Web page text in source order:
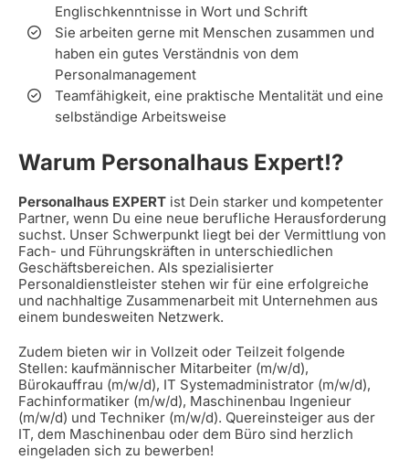
Englischkenntnisse in Wort und Schrift
Sie arbeiten gerne mit Menschen zusammen und
haben ein gutes Verständnis von dem
Personalmanagement
Teamfähigkeit, eine praktische Mentalität und eine
selbständige Arbeitsweise
Warum Personalhaus Expert!?
Personalhaus EXPERT ist Dein starker und kompetenter
Partner, wenn Du eine neue berufliche Herausforderung
suchst. Unser Schwerpunkt liegt bei der Vermittlung von
Fach- und Führungskräften in unterschiedlichen
Geschäftsbereichen. Als spezialisierter
Personaldienstleister stehen wir für eine erfolgreiche
und nachhaltige Zusammenarbeit mit Unternehmen aus
einem bundesweiten Netzwerk.
Zudem bieten wir in Vollzeit oder Teilzeit folgende
Stellen: kaufmännischer Mitarbeiter (m/w/d),
Bürokauffrau (m/w/d), IT Systemadministrator (m/w/d),
Fachinformatiker (m/w/d), Maschinenbau Ingenieur
(m/w/d) und Techniker (m/w/d). Quereinsteiger aus der
IT, dem Maschinenbau oder dem Büro sind herzlich
eingeladen sich zu bewerben!